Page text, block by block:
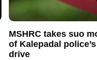
MSHRC takes suo
of Kalepadal
drive